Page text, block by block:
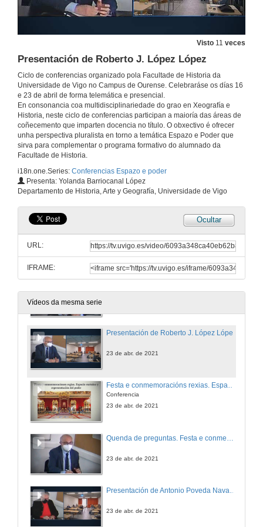
Visto 11 veces
Presentación de Roberto J. López López
Ciclo de conferencias organizado pola Facultade de Historia da
Universidade de Vigo no Campus de Ourense. Celebraráse os días 16
e 23 de abril de forma telemática e presencial.
En consonancia coa multidisciplinariedade do grao en Xeografía e
Historia, neste ciclo de conferencias participan a maioría das áreas de
coñecemento que imparten docencia no título. O obxectivo é ofrecer
unha perspectiva pluralista en torno a temática Espazo e Poder que
sirva para complementar o programa formativo do alumnado da
Facultade de Historia.
i18n.one.Series: Conferencias Espazo e poder
Presenta: Yolanda Barriocanal López
Departamento de Historia, Arte y Geografía, Universidade de Vigo
Ocultar
URL:
IFRAME:
Vídeos da mesma serie
As mulleres de elite no Perú prehispánico
16 de abr. de 2021
Apertura do Ciclo de Conferencias
Espazo e poder 23 de abril
23 de abr. de 2021
Presentación de Eduardo Rey Tristán
23 de abr. de 2021
América Latina S. XX: ditaduras e poder militar
Conferencia
23 de abr. de 2021
Quenda de preguntas. América Latina S. XX: ditaduras e poder militar
Presentación de Roberto J. López López
23 de abr. de 2021
Festa e conmemoracións rexias. Espazo escénico e representación do poder
Conferencia
23 de abr. de 2021
23 de abr. de 2021
Presentación de Antonio Poveda Navarro
23 de abr. de 2021